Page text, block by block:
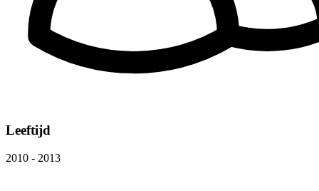
Leeftijd
2010 - 2013